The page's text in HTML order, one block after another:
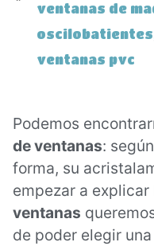
ventanas de
oscilobatientes
ventanas pvc
Podemos
de ventanas:
forma, su
empezar a
ventanas
de poder elegir